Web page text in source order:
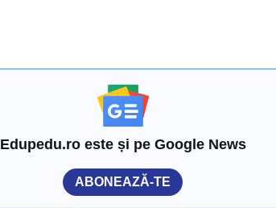
Edupedu.ro este și pe Google News
ABONEAZĂ-TE